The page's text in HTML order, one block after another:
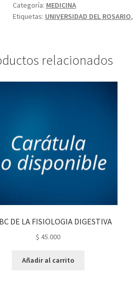
Categoría: MEDICINA
Etiquetas: UNIVERSIDAD DEL ROSARIO,
relacionados
DE LA FISIOLOGIA DIGESTIVA
$ 45.000
Añadir al carrito